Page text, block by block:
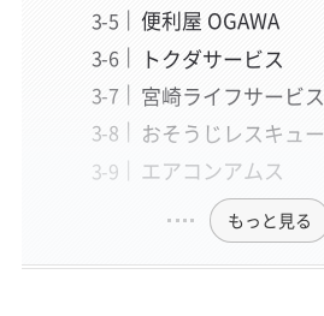
便利屋 OGAWA
トクダサービス
宮崎ライフサービス
おそうじレスキュー
エアコンアムス
もっと見る